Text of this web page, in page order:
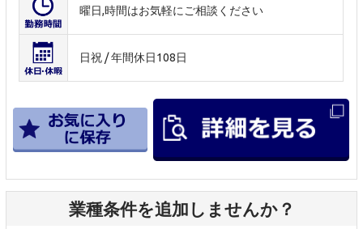
曜日,時間はお気軽にご相談ください
日祝 / 年間休日108日
業種条件を追加しませんか？